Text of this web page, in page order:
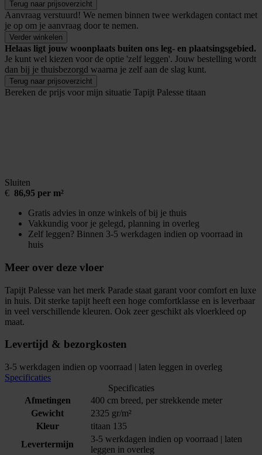
Terug naar prijsoverzicht
Aanvraag verstuurd! We nemen binnen twee werkdagen contact met
je op om je aanvraag door te nemen.
Verder winkelen
Helaas ligt jouw woonplaats buiten ons leg- en plaatsingsgebied.
Je kunt wel kiezen voor de optie 'zelf leggen'. Jouw bestelling wordt
dan bij je thuisbezorgd waarna je zelf aan de slag kunt.
Terug naar prijsoverzicht
Bereken de prijs voor mijn situatie Tapijt Palesse titaan
Sluiten
€ 86,95 per m²
Gratis advies in onze winkels of bij je thuis
Vakkundig voor je gelegd, planning in overleg
Zelf leggen? Binnen 3-5 werkdagen indien op voorraad in
huis
Meer over deze vloer
Tapijt Palesse van het merk Parade staat garant voor comfort en luxe
in huis. Dit sterke tapijt heeft een hoge comfortklasse en is leverbaar
in veel verschillende kleuren. Ook zeer geschikt als vloerkleed op
maat.
Levertijd & bezorgkosten
3-5 werkdagen indien op voorraad | laten leggen in overleg
Specificaties
Specificaties
Afmetingen
400 cm breed, per strekkende meter
Gewicht
2325 gr/m²
Kleur
titaan 135
Levertermijn
3-5 werkdagen indien op voorraad | laten
leggen in overleg